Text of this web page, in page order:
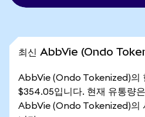
최신 AbbVie (Ondo
AbbVie (Ondo Tokenized)의
$354.05입니다. 현재 유통량
AbbVie (Ondo Tokenized)의